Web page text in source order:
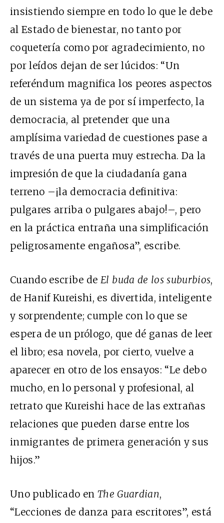
insistiendo siempre en todo lo que le debe
al Estado de bienestar, no tanto por
coquetería como por agradecimiento, no
por leídos dejan de ser lúcidos: “Un
referéndum magnifica los peores aspectos
de un sistema ya de por sí imperfecto, la
democracia, al pretender que una
amplísima variedad de cuestiones pase a
través de una puerta muy estrecha. Da la
impresión de que la ciudadanía gana
terreno –¡la democracia definitiva:
pulgares arriba o pulgares abajo!–, pero
en la práctica entraña una simplificación
peligrosamente engañosa”, escribe.
Cuando escribe de El buda de los suburbios,
de Hanif Kureishi, es divertida, inteligente
y sorprendente; cumple con lo que se
espera de un prólogo, que dé ganas de leer
el libro; esa novela, por cierto, vuelve a
aparecer en otro de los ensayos: “Le debo
mucho, en lo personal y profesional, al
retrato que Kureishi hace de las extrañas
relaciones que pueden darse entre los
inmigrantes de primera generación y sus
hijos.”
Uno publicado en The Guardian,
“Lecciones de danza para escritores”, está